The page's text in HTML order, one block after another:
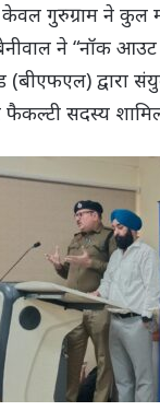
गुरुग्राम ने कुल
ने “नॉक आउट
द्वारा
सदस्य